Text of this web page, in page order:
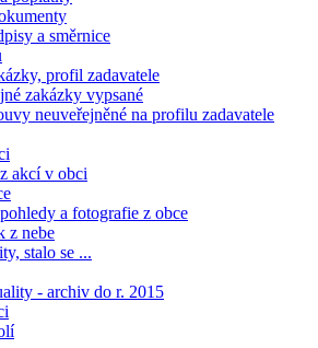
a směrnice
profil zadavatele
zakázky vypsané
neuveřejněné na profilu zadavatele
akcí v obci
a fotografie z obce
z nebe
stalo se ...
- archiv do r. 2015